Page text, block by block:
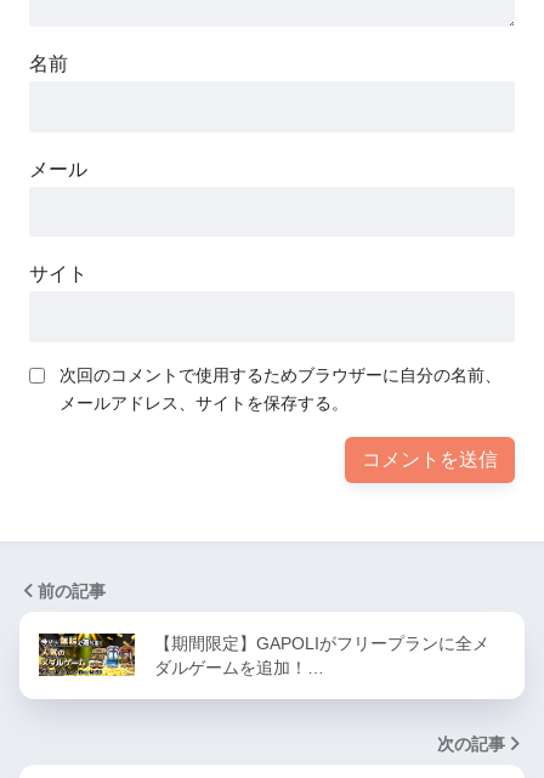
名前
メール
サイト
次回のコメントで使用するためブラウザーに自分の名前、
メールアドレス、サイトを保存する。
前の記事
【期間限定】GAPOLIがフリープランに全メ
ダルゲームを追加！…
次の記事